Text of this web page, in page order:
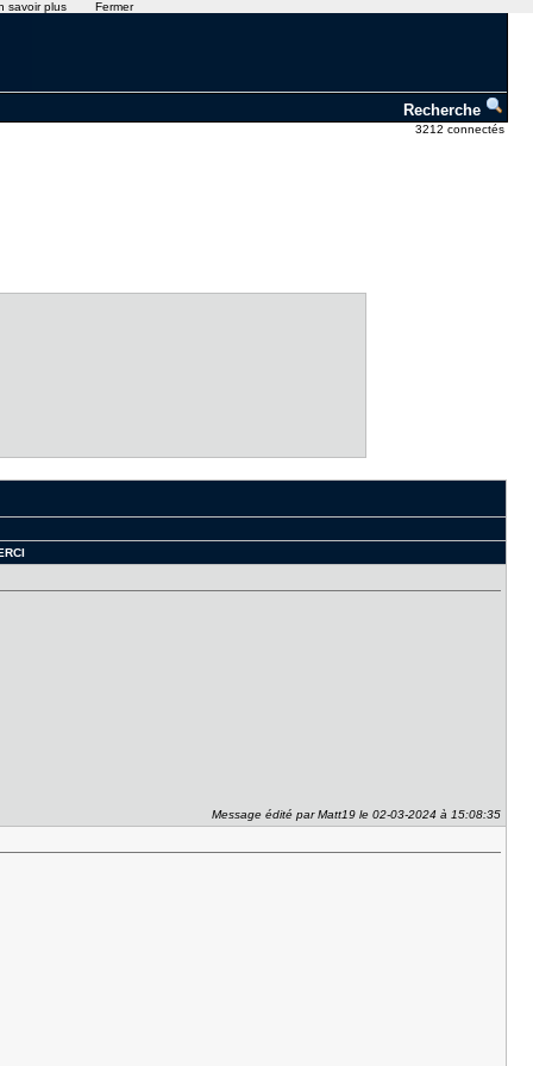
Recherche
3212 connectés
Message édité par Matt19 le 02-03-2024 à 15:08:35
savoir plus Fermer